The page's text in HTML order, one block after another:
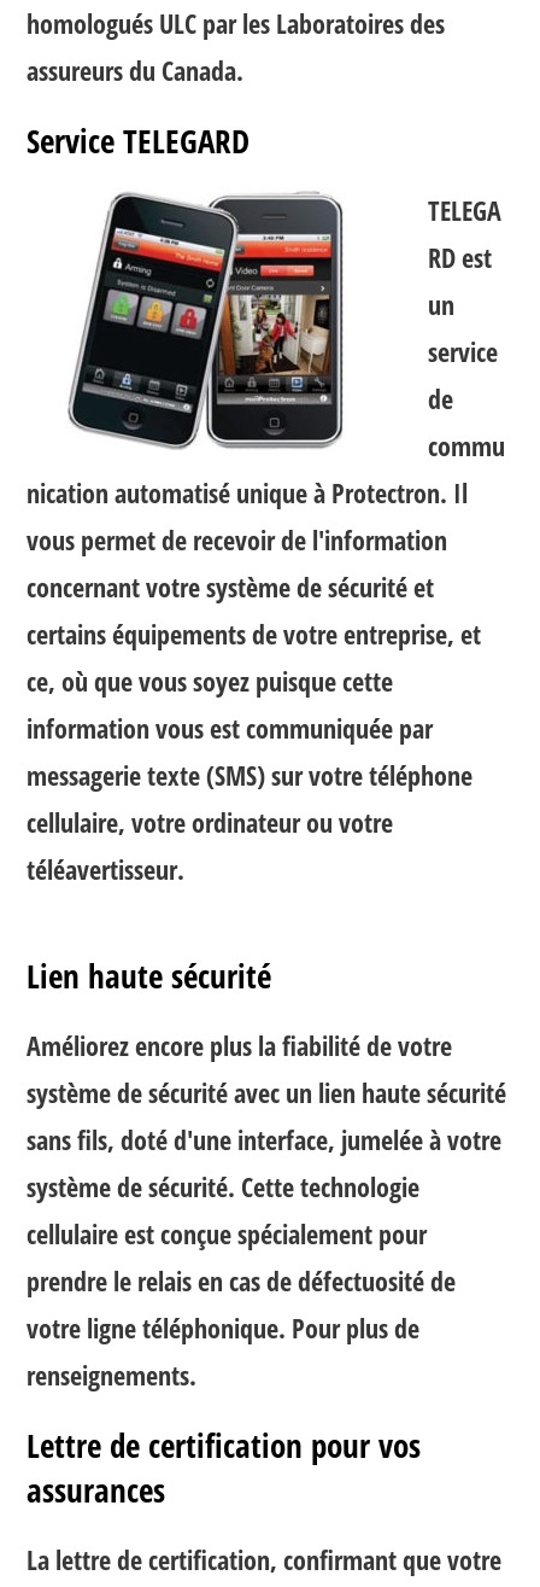
homologués ULC par les Laboratoires des
assureurs du Canada.
Service TELEGARD
TELEGA
RD est
un
service
de
commu
nication automatisé unique à Protectron. Il
vous permet de recevoir de l'information
concernant votre système de sécurité et
certains équipements de votre entreprise, et
ce, où que vous soyez puisque cette
information vous est communiquée par
messagerie texte (SMS) sur votre téléphone
cellulaire, votre ordinateur ou votre
téléavertisseur.
Lien haute sécurité
Améliorez encore plus la fiabilité de votre
système de sécurité avec un lien haute sécurité
sans fils, doté d'une interface, jumelée à votre
système de sécurité. Cette technologie
cellulaire est conçue spécialement pour
prendre le relais en cas de défectuosité de
votre ligne téléphonique. Pour plus de
renseignements.
Lettre de certification pour vos
assurances
La lettre de certification, confirmant que votre